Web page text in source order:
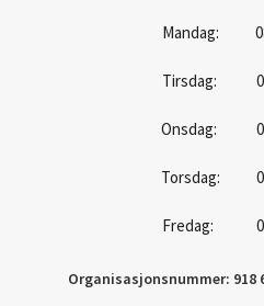
Mandag:
Tirsdag:
Onsdag:
Torsdag:
Fredag:
Organisasjonsnummer: 918